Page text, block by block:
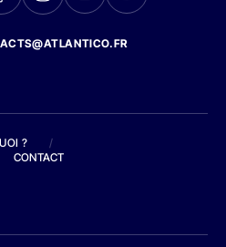
?
/
CONTACT